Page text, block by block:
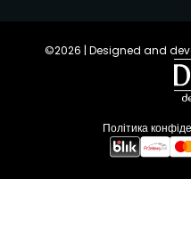
©2026 | Designed and
Політика